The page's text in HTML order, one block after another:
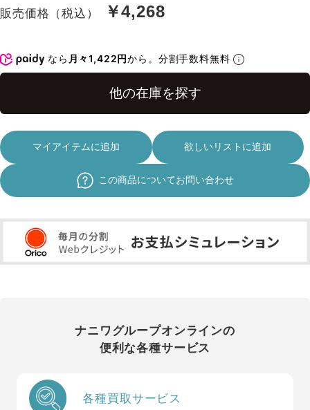
販売価格（税込） ￥4,268
なら 月々1,422円から。分割手数料無料
マイアイテムに追加 欲しいリストに追加
この商品についてお問い合わせ
ナニワグループオンラインの
便利な各種サービス
各種買取サービス